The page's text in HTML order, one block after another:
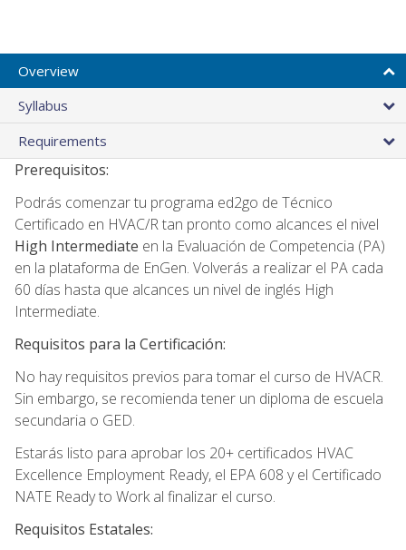
Overview
Syllabus
Requirements
Prerequisitos:
Podrás comenzar tu programa ed2go de Técnico
Certificado en HVAC/R tan pronto como alcances el nivel
High Intermediate en la Evaluación de Competencia (PA)
en la plataforma de EnGen. Volverás a realizar el PA cada
60 días hasta que alcances un nivel de inglés High
Intermediate.
Requisitos para la Certificación:
No hay requisitos previos para tomar el curso de HVACR.
Sin embargo, se recomienda tener un diploma de escuela
secundaria o GED.
Estarás listo para aprobar los 20+ certificados HVAC
Excellence Employment Ready, el EPA 608 y el Certificado
NATE Ready to Work al finalizar el curso.
Requisitos Estatales: